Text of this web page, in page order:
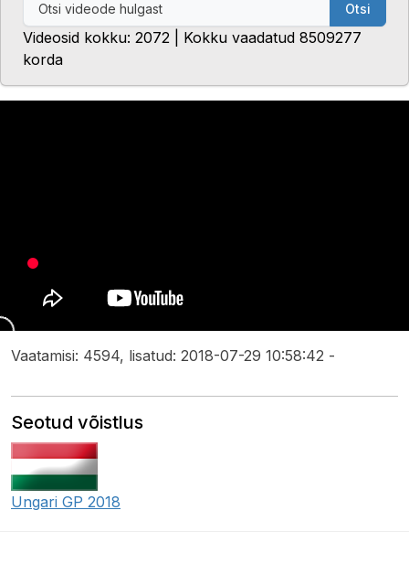
Otsi
Videosid kokku: 2072 | Kokku vaadatud 8509277
korda
Vaatamisi: 4594, lisatud: 2018-07-29 10:58:42 -
Seotud võistlus
Ungari GP 2018